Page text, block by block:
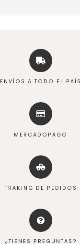
ENVÍOS A TODO EL PAÍS
MERCADOPAGO
TRAKING DE PEDIDOS
¿TIENES PREGUNTAS?